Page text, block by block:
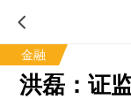
金融
洪磊：证